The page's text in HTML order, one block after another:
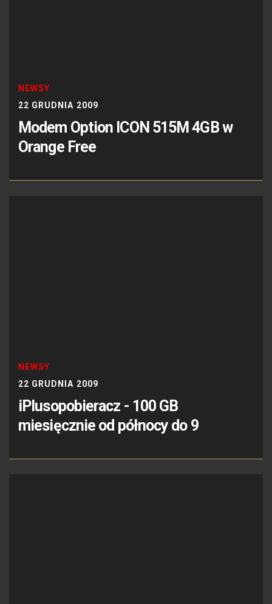
NEWSY
22 GRUDNIA 2009
Modem Option ICON 515M 4GB w
Orange Free
NEWSY
22 GRUDNIA 2009
iPlusopobieracz - 100 GB
miesięcznie od północy do 9